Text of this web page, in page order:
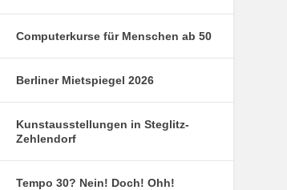
Computerkurse für Menschen ab 50
Berliner Mietspiegel 2026
Kunstausstellungen in Steglitz-
Zehlendorf
Tempo 30? Nein! Doch! Ohh!